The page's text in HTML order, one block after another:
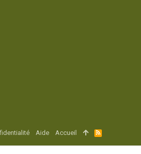
Aide Accueil
R
S
S